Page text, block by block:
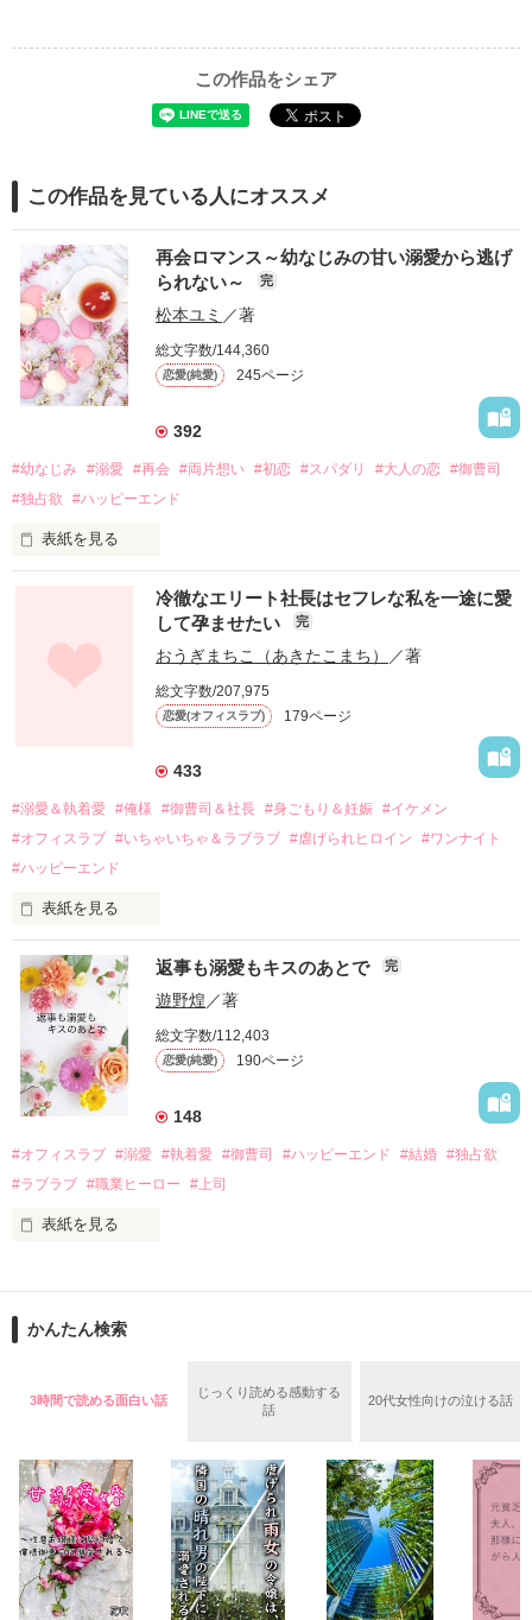
この作品をシェア
この作品を見ている人にオススメ
再会ロマンス～幼なじみの甘い溺愛から逃げ
られない～
完
松本ユミ ／著
総文字数/144,360
恋愛(純愛) 245ページ
392
#幼なじみ #溺愛 #再会 #両片想い #初恋 #スパダリ #大人の恋 #御曹司
#独占欲
#ハッピーエンド
表紙を見る
幼なじみの哲平に淡い恋心を抱いていた美桜。
しかし、ある出来事をきっかけに二人の関係は壊れてしまう。
関係修復もできないまま、美桜は両親の離婚によって
引っ越すことになり、哲平とも離れ離れになった。
それから約十二年後。
過去の傷から、二度と会いたくないと思っていた哲平に
運命のような再会を果たす。
酔った勢いで一夜を共にしてしまった。
さらに、美桜が初めてだと知った哲平は
『責任をとる、結婚しよう』と真っ直ぐに告げてきた。
戸惑う美桜とは裏腹に、好きという気持ちを隠すことなく
甘やかしてくる。
そんなある日、哲平は美桜がストーカー被害に
遭っていることを知る。
美桜を守るため、哲平は同居を提案してきて――。
夏木美桜(なつきみお)
鳴海哲平 (なるみてっぺい)
2026.6.5～2026.7.25
＊以前、公開していた話の改稿版です＊
作品を読む
冷徹なエリート社長はセフレな私を一途に愛
して孕ませたい
完
おうぎまちこ（あきたこまち） ／著
総文字数/207,975
恋愛(オフィスラブ) 179ページ
433
#溺愛＆執着愛 #俺様 #御曹司＆社長 #身ごもり＆妊娠 #イケメン
#オフィスラブ #いちゃいちゃ＆ラブラブ #虐げられヒロイン
#ワンナイト
#ハッピーエンド
表紙を見る
おかしな噂を流されて前の職場でうまくいかなかった梅田美
桜は、海外で傷心旅行をしていたところ、日本人美青年と出会
い、酒の勢いもあり一夜限りの関係となる。
帰国後、美桜は新しい職場でワンナイトした美青年と再会。
なんと彼の正体は、とある財閥御曹司にも関わらず、一族を離
れて起業した新進気鋭の実業家、社内でも冷徹だと評判な社長
――御影恭司その人だったのだ――！
なぜか恭司から飼い猫の世話係を命じられた美桜は、猫の世
の関係となってしまい――？
返事も溺愛もキスのあとで 完
遊野煌／著
総文字数/112,403
恋愛(純愛) 190ページ
148
#オフィスラブ #溺愛 #執着愛 #御曹司 #ハッピーエンド #結婚 #独占欲
#ラブラブ #職業ヒーロー #上司
表紙を見る
ションの企画戦略室で働いている。
めた、同期で恋人の石垣守（26）がいるのだが、後輩の姫原由
守と由羅から『便利屋雛子』と馬鹿にされ、一人こっそり泣い
た上、同居まで提案してきて──？
鷹哉『宜しくな、俺の雛子』🦅
雛子『俺の……ひぃ、雛子？！！！』🐥
シゴデキで冷徹な上司が見せる素顔は、なぜか想像以上に甘く
て……🐥💓🦅
かんたん検索
3時間で読める面白い話
じっくり読める感動する
話
20代女性向けの泣ける話